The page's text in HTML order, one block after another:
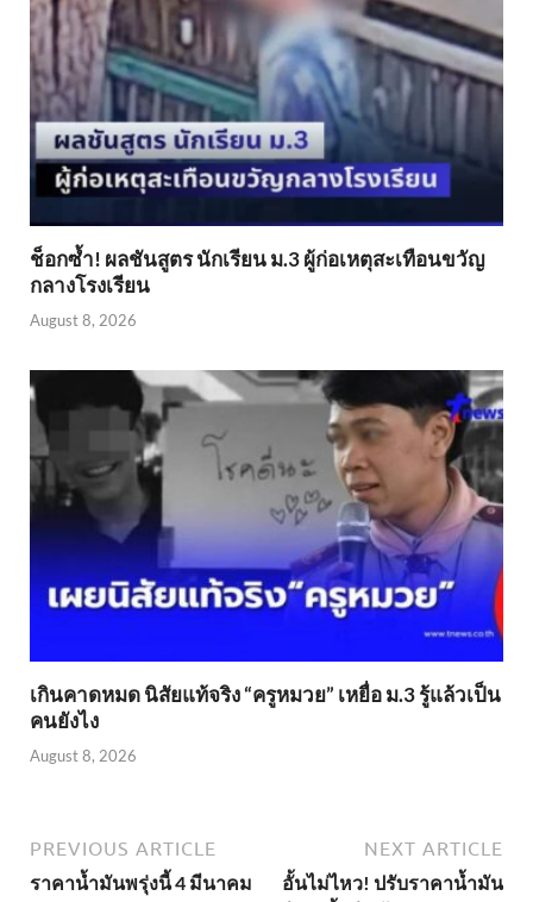
ช็อกซ้ำ! ผลชันสูตร นักเรียน ม.3 ผู้ก่อเหตุสะเทือนขวัญ
กลางโรงเรียน
August 8, 2026
เกินคาดหมด นิสัยแท้จริง “ครูหมวย” เหยื่อ ม.3 รู้แล้วเป็น
คนยังไง
August 8, 2026
PREVIOUS ARTICLE
ราคาน้ำมันพรุ่งนี้ 4 มีนาคม
NEXT ARTICLE
อั้นไม่ไหว! ปรับราคาน้ำมัน